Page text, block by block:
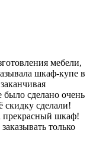
мебели,
шкаф-купе в
сделано очень
скидку сделали!
прекрасный шкаф!
только